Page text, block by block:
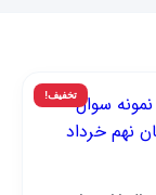
تخفیف!